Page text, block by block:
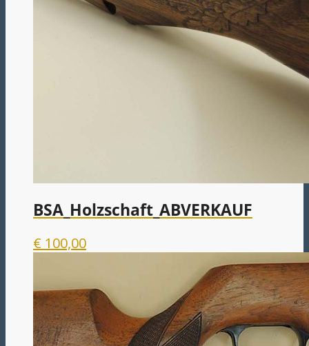
BSA_Holzschaft_ABVERKAUF
€ 100,00